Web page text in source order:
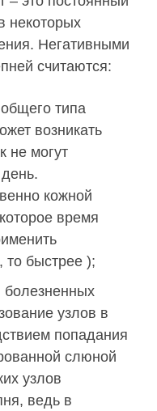
некоторых
Негативными
считаются:
типа
возникать
не могут
кожной
время
то быстрее );
узлов в
попадания
слюной
узлов
ведь в